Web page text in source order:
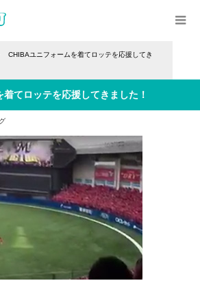
CHIBAユニフォームを着てロッテを応援してき
てロッテを応援してきました！